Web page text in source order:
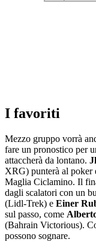
I favoriti
Mezzo gruppo vorrà
fare un pronostico per
attaccherà da lontano.
XRG) punterà al poker
Maglia Ciclamino. Il
dagli scalatori con un
(Lidl-Trek) e Einer
sul passo, come
(Bahrain Victorious).
possono sognare.